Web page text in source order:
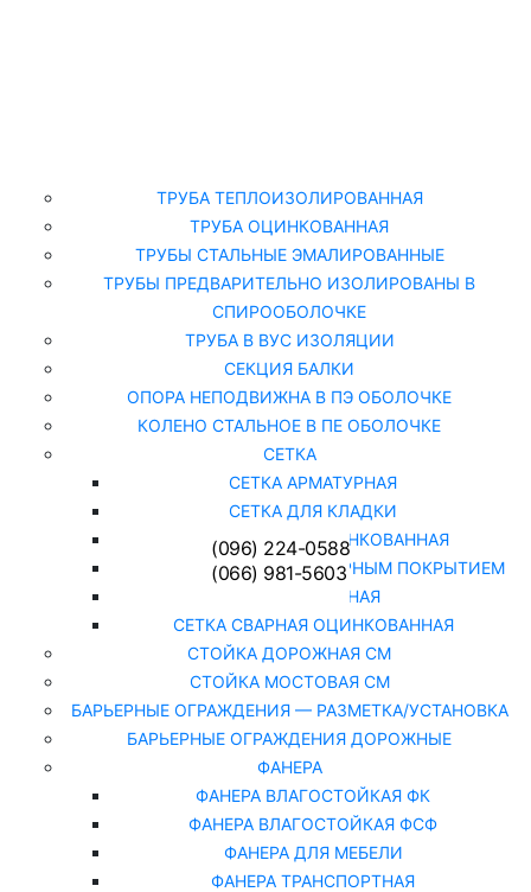
ТРУБА ТЕПЛОИЗОЛИРОВАННАЯ
ТРУБА ОЦИНКОВАННАЯ
ТРУБЫ СТАЛЬНЫЕ ЭМАЛИРОВАННЫЕ
ТРУБЫ ПРЕДВАРИТЕЛЬНО ИЗОЛИРОВАНЫ В
СПИРООБОЛОЧКЕ
ТРУБА В ВУС ИЗОЛЯЦИИ
СЕКЦИЯ БАЛКИ
ОПОРА НЕПОДВИЖНА В ПЭ ОБОЛОЧКЕ
КОЛЕНО СТАЛЬНОЕ В ПЕ ОБОЛОЧКЕ
СЕТКА
СЕТКА АРМАТУРНАЯ
СЕТКА ДЛЯ КЛАДКИ
СЕТКА РАБИЦА ОЦИНКОВАННАЯ
СЕТКА РАБИЦА С ПОЛИМЕРНЫМ ПОКРЫТИЕМ
СЕТКА СВАРНАЯ
СЕТКА СВАРНАЯ ОЦИНКОВАННАЯ
СТОЙКА ДОРОЖНАЯ СМ
СТОЙКА МОСТОВАЯ СМ
БАРЬЕРНЫЕ ОГРАЖДЕНИЯ — РАЗМЕТКА/УСТАНОВКА
БАРЬЕРНЫЕ ОГРАЖДЕНИЯ ДОРОЖНЫЕ
ФАНЕРА
ФАНЕРА ВЛАГОСТОЙКАЯ ФК
ФАНЕРА ВЛАГОСТОЙКАЯ ФСФ
ФАНЕРА ДЛЯ МЕБЕЛИ
ФАНЕРА ТРАНСПОРТНАЯ
(096) 224-0588
(066) 981-5603